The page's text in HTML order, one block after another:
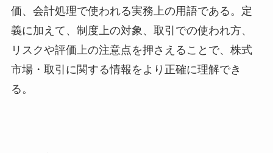
価、会計処理で使われる実務上の用語である。定
義に加えて、制度上の対象、取引での使われ方、
リスクや評価上の注意点を押さえることで、株式
市場・取引に関する情報をより正確に理解でき
る。